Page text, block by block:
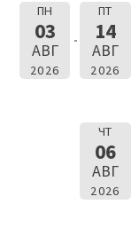
ПН
03
АВГ
2026
ПТ
14
АВГ
2026
ЧТ
06
АВГ
2026